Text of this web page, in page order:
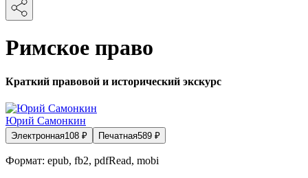
Римское право
Краткий правовой и исторический экскурс
Юрий Самонкин
Электронная108 ₽ Печатная589 ₽
Формат: epub, fb2, pdfRead, mobi